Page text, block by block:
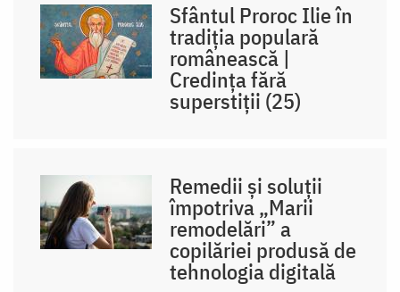
Sfântul Proroc Ilie în
tradiția populară
românească |
Credința fără
superstiții (25)
Remedii și soluții
împotriva „Marii
remodelări” a
copilăriei produsă de
tehnologia digitală